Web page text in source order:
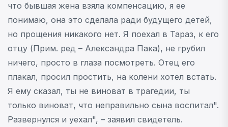
что бывшая жена взяла компенсацию, я ее
понимаю, она это сделала ради будущего детей,
но прощения никакого нет. Я поехал в Тараз, к его
отцу (Прим. ред – Александра Пака), не грубил
ничего, просто в глаза посмотреть. Отец его
плакал, просил простить, на колени хотел встать.
Я ему сказал, ты не виноват в трагедии, ты
только виноват, что неправильно сына воспитал".
Развернулся и уехал", – заявил свидетель.